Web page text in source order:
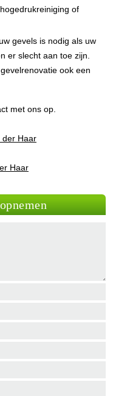
of
gevels is nodig als uw
er slecht aan toe zijn.
ook een
met ons op.